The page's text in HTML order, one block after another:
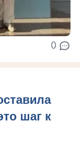
0
шаг к